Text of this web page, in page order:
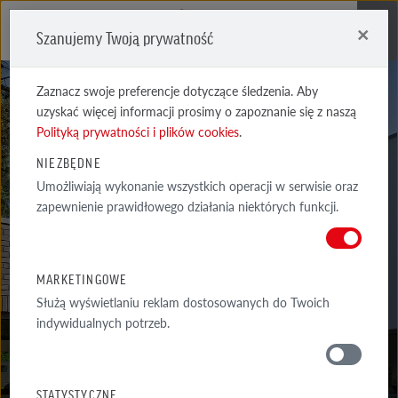
MANUS
Szanujemy Twoją prywatność ×
Zaznacz swoje preferencje dotyczące śledzenia. Aby
uzyskać więcej informacji prosimy o zapoznanie się z naszą
Polityką prywatności i plików cookies.
NIEZBĘDNE
Umożliwiają wykonanie wszystkich operacji w serwisie oraz
zapewnienie prawidłowego działania niektórych funkcji.
MARKETINGOWE
Służą wyświetlaniu reklam dostosowanych do Twoich
indywidualnych potrzeb.
STATYSTYCZNE